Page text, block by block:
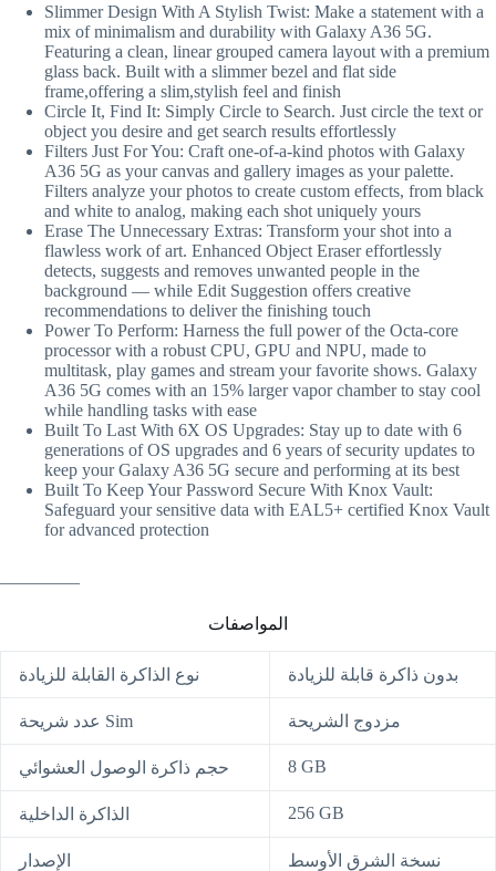
Slimmer Design With A Stylish Twist: Make a statement with a
mix of minimalism and durability with Galaxy A36 5G.
Featuring a clean, linear grouped camera layout with a premium
glass back. Built with a slimmer bezel and flat side
frame,offering a slim,stylish feel and finish
Circle It, Find It: Simply Circle to Search. Just circle the text or
object you desire and get search results effortlessly
Filters Just For You: Craft one-of-a-kind photos with Galaxy
A36 5G as your canvas and gallery images as your palette.
Filters analyze your photos to create custom effects, from black
and white to analog, making each shot uniquely yours
Erase The Unnecessary Extras: Transform your shot into a
flawless work of art. Enhanced Object Eraser effortlessly
detects, suggests and removes unwanted people in the
background — while Edit Suggestion offers creative
recommendations to deliver the finishing touch
Power To Perform: Harness the full power of the Octa-core
processor with a robust CPU, GPU and NPU, made to
multitask, play games and stream your favorite shows. Galaxy
A36 5G comes with an 15% larger vapor chamber to stay cool
while handling tasks with ease
Built To Last With 6X OS Upgrades: Stay up to date with 6
generations of OS upgrades and 6 years of security updates to
keep your Galaxy A36 5G secure and performing at its best
Built To Keep Your Password Secure With Knox Vault:
Safeguard your sensitive data with EAL5+ certified Knox Vault
for advanced protection
المواصفات
نوع الذاكرة القابلة للزيادة بدون ذاكرة قابلة للزيادة
عدد شريحة Sim مزدوج الشريحة
حجم ذاكرة الوصول العشوائي 8 GB
الذاكرة الداخلية 256 GB
الإصدار نسخة الشرق الأوسط